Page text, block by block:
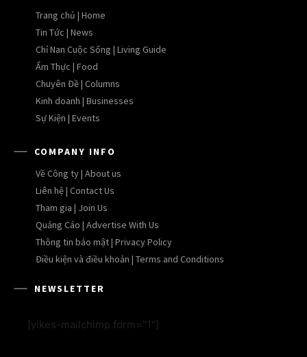
Trang chủ | Home
Tin Tức | News
Chỉ Nan Cuộc Sống | Living Guide
Ẩm Thực | Food
Chuyên Đề | Columns
Kinh doanh | Businesses
Sự Kiện | Events
COMPANY INFO
Về Công ty | About us
Liên hệ | Contact Us
Tham gia | Join Us
Quảng Cáo | Advertise With Us
Thông tin bảo mật | Privacy Policy
Điều kiện và điều khoản | Terms and Conditions
NEWSLETTER
[yikes-mailchimp form="1"]